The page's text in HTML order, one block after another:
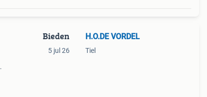
Bieden
5 jul 26
H.O.DE VORDEL
Tiel